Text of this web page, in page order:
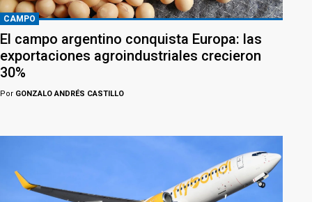
CAMPO
El campo argentino conquista Europa: las
exportaciones agroindustriales crecieron
30%
Por GONZALO ANDRÉS CASTILLO